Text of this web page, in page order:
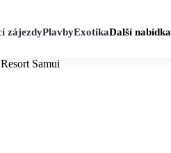
zájezdyPlavbyExotikaDalší nabídka
Samui